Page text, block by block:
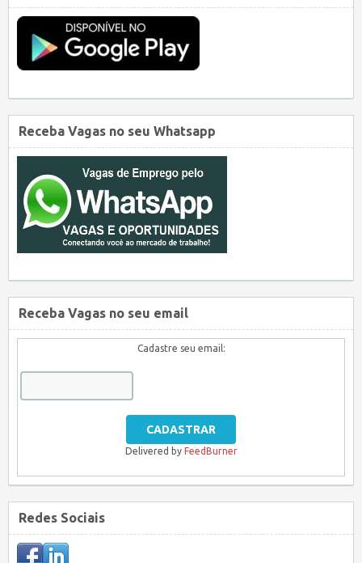
Receba Vagas no seu Whatsapp
Receba Vagas no seu email
Cadastre seu email:
Delivered by FeedBurner
Redes Sociais